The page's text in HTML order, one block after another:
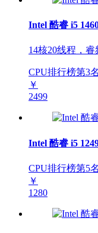
Intel 酷睿 i5
14核20线程，
CPU排行榜第3名
￥
2499
Intel 酷睿 i5
CPU排行榜第5名
￥
1280